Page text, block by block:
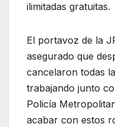
ilimitadas gratuitas.
El portavoz de la
asegurado que
cancelaron todas
trabajando junto
Policía
acabar con estos